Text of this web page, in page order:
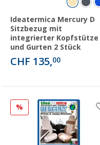
Ideatermica Mercury D
Sitzbezug mit
integrierter Kopfstütze
und Gurten 2 Stück
CHF 135,00
%